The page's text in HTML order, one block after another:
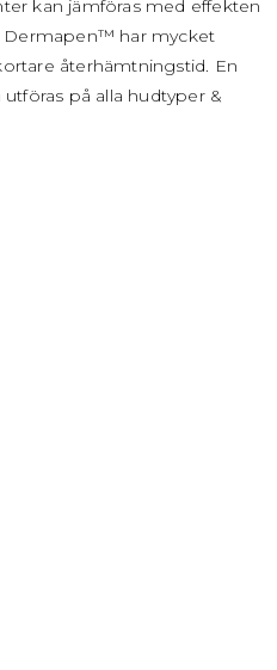
kan jämföras med effekten
Dermapen™ har mycket
återhämtningstid. En
på alla hudtyper &